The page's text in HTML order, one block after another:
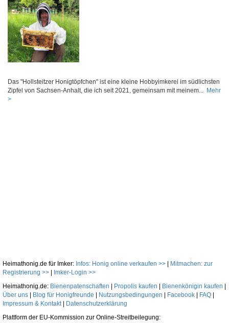
Das "Hollsteitzer Honigtöpfchen" ist eine kleine Hobbyimkerei im südlichsten
Zipfel von Sachsen-Anhalt, die ich seit 2021, gemeinsam mit meinem... Mehr
>
Heimathonig.de für Imker: Infos: Honig online verkaufen >>
Mitmachen: zur
Registrierung >>
Imker-Login >>
Heimathonig.de: Bienenpatenschaften Propolis kaufen Bienenkönigin kaufen
Über uns
Blog für Honigfreunde Nutzungsbedingungen Facebook FAQ
Impressum & Kontakt|
Datenschutzerklärung
Plattform der EU-Kommission zur Online-Streitbeilegung: